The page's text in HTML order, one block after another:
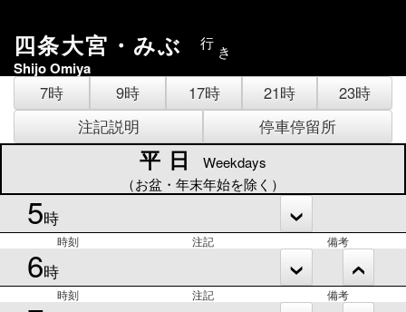
四条大宮・みぶ 行 き
Shijo Omiya
7時 9時 17時 21時
23時
注記説明
停車停留所
平日
Weekdays
（お盆・年末年始を除く）
5時
時刻 注記 備考
6時
時刻 注記 備考